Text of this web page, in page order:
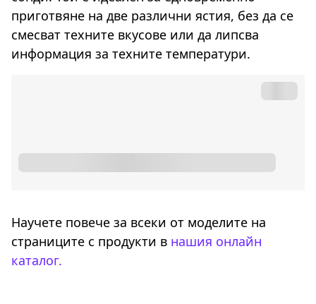
приготвяне на две различни ястия, без да се
смесват техните вкусове или да липсва
информация за техните температури.
Научете повече за всеки от моделите на
страниците с продукти в нашия онлайн
каталог.